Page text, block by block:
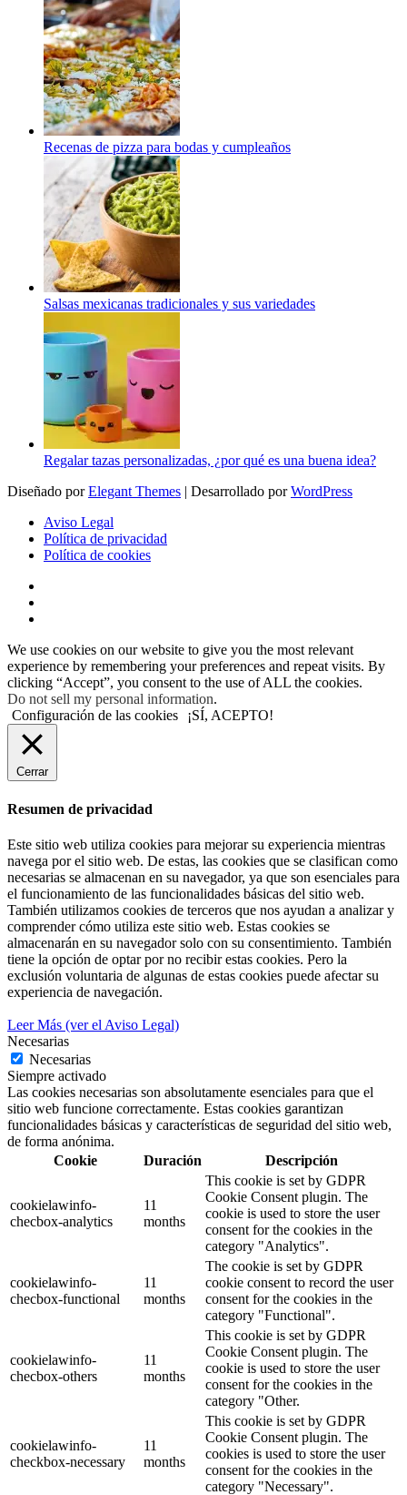
Recenas de pizza para bodas y cumpleaños
Salsas mexicanas tradicionales y sus variedades
Regalar tazas personalizadas, ¿por qué es una buena idea?
Diseñado porElegant Themes | Desarrollado porWordPress
Aviso Legal
Política de privacidad
Política de cookies
We use cookies on our website to give you the most relevant
experience by remembering your preferences and repeat visits. By
clicking “Accept”, you consent to the use of ALL the cookies.
Do not sell my personal information.
Configuración de las cookies
¡SÍ, ACEPTO!
Cerrar
Resumen de privacidad
Este sitio web utiliza cookies para mejorar su experiencia mientras
navega por el sitio web. De estas, las cookies que se clasifican como
necesarias se almacenan en su navegador, ya que son esenciales para
el funcionamiento de las funcionalidades básicas del sitio web.
También utilizamos cookies de terceros que nos ayudan a analizar y
comprender cómo utiliza este sitio web. Estas cookies se
almacenarán en su navegador solo con su consentimiento. También
tiene la opción de optar por no recibir estas cookies. Pero la
exclusión voluntaria de algunas de estas cookies puede afectar su
experiencia de navegación.
Leer Más (ver el Aviso Legal)
Necesarias
Necesarias
Siempre activado
Las cookies necesarias son absolutamente esenciales para que el
sitio web funcione correctamente. Estas cookies garantizan
funcionalidades básicas y características de seguridad del sitio web,
de forma anónima.
Cookie
Duración Descripción
cookielawinfo-
checbox-analytics
11
months
This cookie is set by GDPR
Cookie Consent plugin. The
cookie is used to store the user
consent for the cookies in the
category "Analytics".
cookielawinfo-
checbox-functional
11
months
The cookie is set by GDPR
cookie consent to record the user
consent for the cookies in the
category "Functional".
cookielawinfo-
checbox-others
11
months
This cookie is set by GDPR
Cookie Consent plugin. The
cookie is used to store the user
consent for the cookies in the
category "Other.
cookielawinfo-
checkbox-necessary
11
months
This cookie is set by GDPR
Cookie Consent plugin. The
cookies is used to store the user
consent for the cookies in the
category "Necessary".